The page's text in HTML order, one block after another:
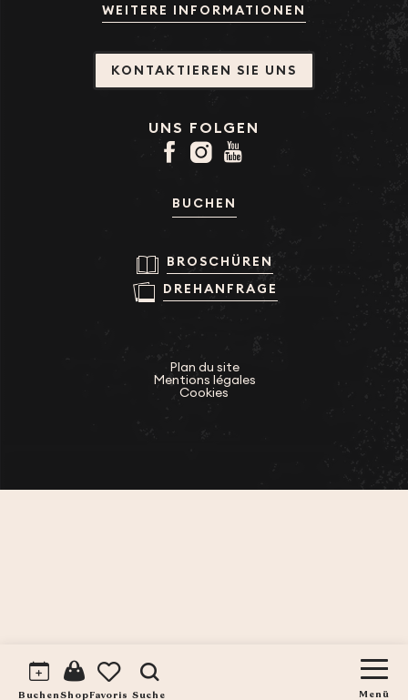
Menü
Buchen Voir les favoris
Suche
WEITERE INFORMATIONEN
KONTAKTIEREN SIE UNS
UNS FOLGEN
BUCHEN
BROSCHÜREN
DREHANFRAGE
Plan du site
Mentions légales
Cookies